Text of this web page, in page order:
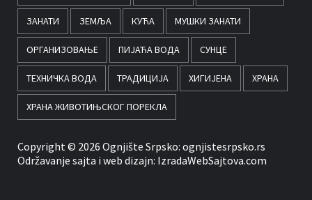
ЗАНАТИ ЗЕМЉА КУЋА МУШКИ ЗАНАТИ
ОРГАНИЗОВАЊЕ ПИЈАЋА ВОДА СУНЦЕ
ТЕХНИЧКА ВОДА ТРАДИЦИЈА ХИГИЈЕНА ХРАНА
ХРАНА ЖИВОТИЊСКОГ ПОРЕКЛА
Copyright © 2026 Ognjište Srpsko: ognjistesrpsko.rs
Održavanje sajta i web dizajn: IzradaWebSajtova.com